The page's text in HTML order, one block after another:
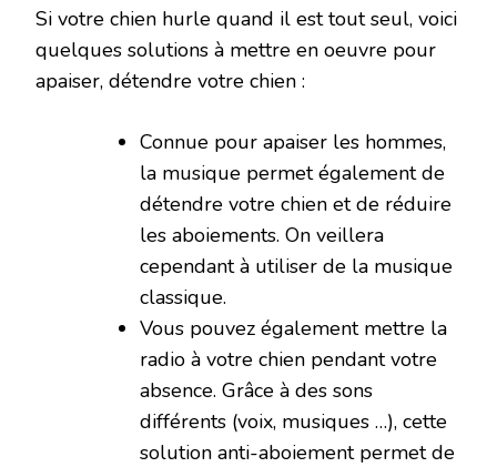
Si votre chien hurle quand il est tout seul, voici
quelques solutions à mettre en oeuvre pour
apaiser, détendre votre chien :
Connue pour apaiser les hommes,
la musique permet également de
détendre votre chien et de réduire
les aboiements. On veillera
cependant à utiliser de la musique
classique.
Vous pouvez également mettre la
radio à votre chien pendant votre
absence. Grâce à des sons
différents (voix, musiques …), cette
solution anti-aboiement permet de